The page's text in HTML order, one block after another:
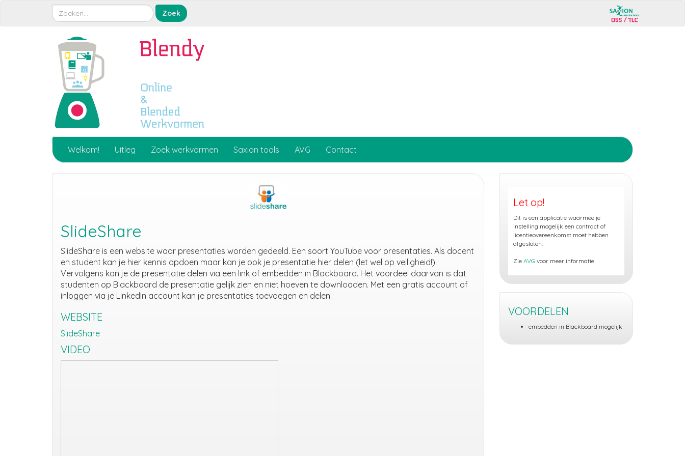
Welkom! Uitleg Zoek werkvormen Saxion tools AVG Contact
SlideShare
SlideShare is een website waar presentaties worden gedeeld. Een soort YouTube voor presentaties. Als docent
en student kan je hier kennis opdoen maar kan je ook je presentatie hier delen (let wel op veiligheid!).
Vervolgens kan je de presentatie delen via een link of embedden in Blackboard. Het voordeel daarvan is dat
studenten op Blackboard de presentatie gelijk zien en niet hoeven te downloaden. Met een gratis account of
inloggen via je LinkedIn account kan je presentaties toevoegen en delen.
WEBSITE
SlideShare
VIDEO
Let op!
Dit is een applicatie waarmee je
instelling mogelijk een contract of
licentieovereenkomst moet hebben
afgesloten.
Zie AVG voor meer informatie
VOORDELEN
embedden in Blackboard mogelijk